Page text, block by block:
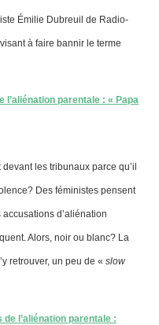
Émilie Dubreuil de Radio-
à faire bannir le terme
l’aliénation parentale : « Papa
les tribunaux parce qu’il
Des féministes pensent
d’aliénation
Alors, noir ou blanc? La
retrouver, un peu de « slow
de l’aliénation parentale :